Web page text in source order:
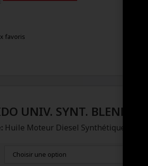
favoris
UNIV. SYNT. BLEND
Huile Moteur Diesel Synthétique